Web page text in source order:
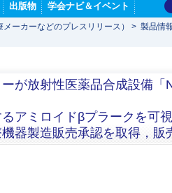
出版物 学会ナビ＆イベント
ーカーなどのプレスリリース） > 製品情
が放射性医薬品合成設備
アミロイドβプラークを可
器製造販売承認を取得，販